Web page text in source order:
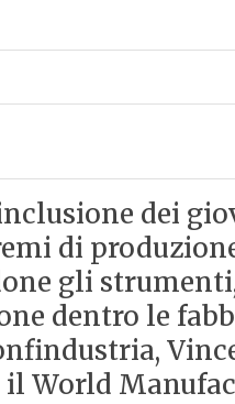
dei
di
gli
dentro le
il World